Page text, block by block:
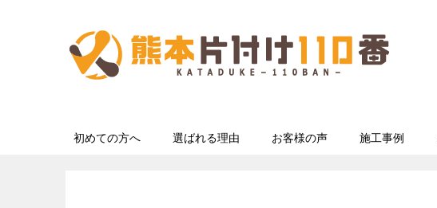
初めての方へ 選ばれる理由 お客様の声 施工事例